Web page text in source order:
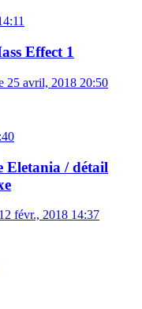
Effect 1
25 avril, 2018 20:50
Eletania / détail
févr., 2018 14:37